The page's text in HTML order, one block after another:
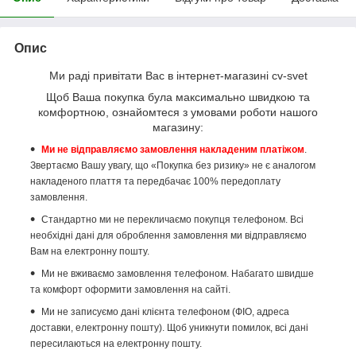
Опис
Ми раді привітати Вас в інтернет-магазині cv-svet
Щоб Ваша покупка була максимально швидкою та
комфортною, ознайомтеся з умовами роботи нашого
магазину:
Ми не відправляємо замовлення накладеним платіжом
Звертаємо Вашу увагу, що «Покупка без ризику» не є аналогом
накладеного плаття та передбачає 100% передоплату
замовлення.
Стандартно ми не перекличаємо покупця телефоном. Всі
необхідні дані для оброблення замовлення ми відправляємо
Вам на електронну пошту.
Ми не вживаємо замовлення телефоном. Набагато швидше
та комфорт оформити замовлення на сайті.
Ми не записуємо дані клієнта телефоном (ФІО, адреса
доставки, електронну пошту). Щоб уникнути помилок, всі дані
пересилаються на електронну пошту.